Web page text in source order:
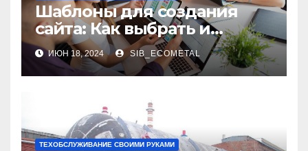
Шаблоны для создания
сайта: Как выбрать и
использовать
ИЮН 18, 2024 SIB_ECOMETAL
ТЕХОБСЛУЖИВАНИЕ СВОИМИ РУКАМИ